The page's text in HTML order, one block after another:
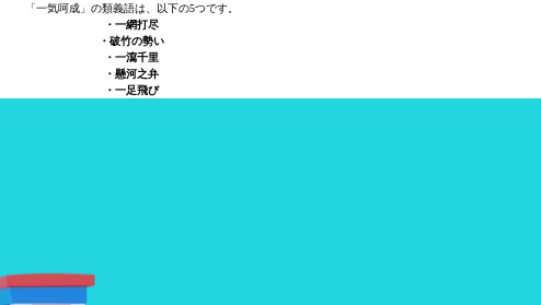
「一気呵成」の類義語は、以下の5つです。
・一網打尽
・破竹の勢い
・一瀉千里
・懸河之弁
・一足飛び